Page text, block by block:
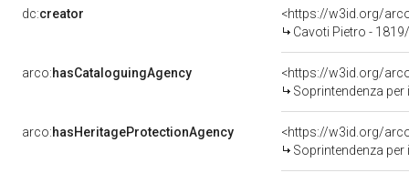
dc:creator
<https://w3id.org/
Cavoti Pietro -
arco:hasCataloguingAgency
<https://w3id.org/
Soprintendenza
arco:hasHeritageProtectionAgency
<https://w3id.org/
Soprintendenza